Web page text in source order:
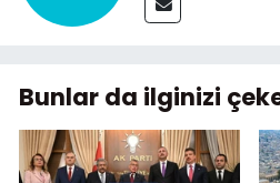
Bunlar da ilginizi